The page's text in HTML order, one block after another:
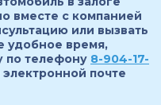
вместе с компанией
или вызвать
удобное время,
по телефону 8-904-17-
электронной почте